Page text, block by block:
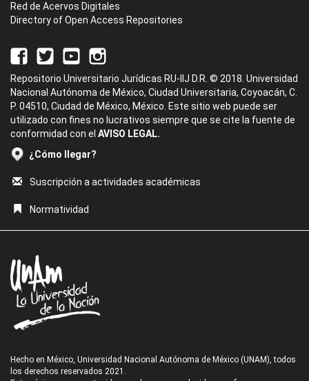
Red de Acervos Digitales
Directory of Open Access Repositories
Repositorio Universitario Jurídicas RU-IIJ D.R. © 2018. Universidad
Nacional Autónoma de México, Ciudad Universitaria, Coyoacán, C.
P. 04510, Ciudad de México, México. Este sitio web puede ser
utilizado con fines no lucrativos siempre que se cite la fuente de
conformidad con el AVISO LEGAL.
¿Cómo llegar?
Suscripción a actividades académicas
Normatividad
Hecho en México, Universidad Nacional Autónoma de México (UNAM), todos
los derechos reservados 2021.